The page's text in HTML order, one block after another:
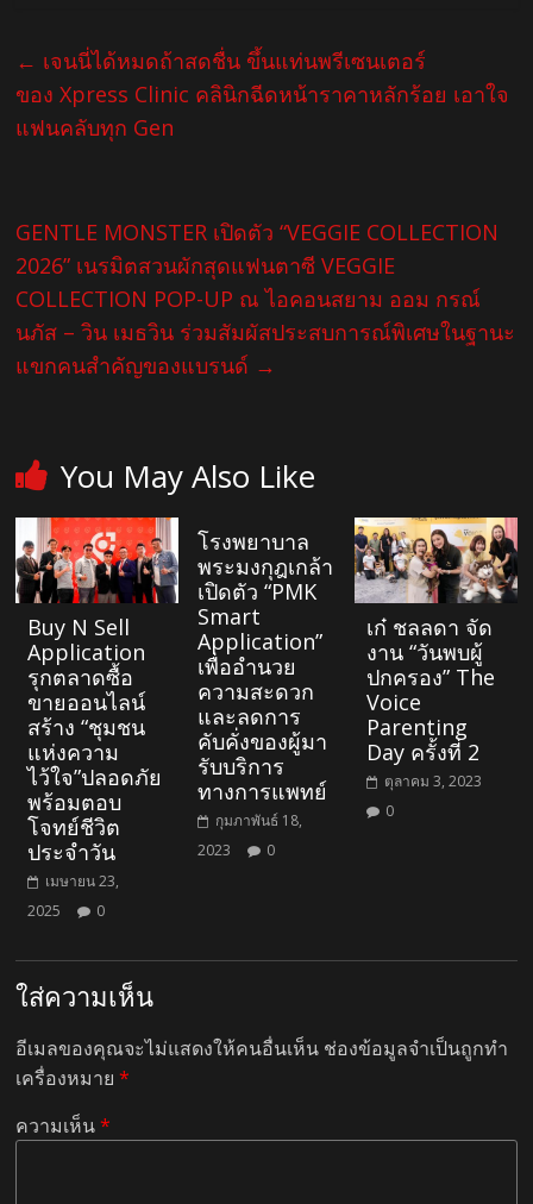
← เจนนี่ได้หมดถ้าสดชื่น ขึ้นแท่นพรีเซนเตอร์
ของ Xpress Clinic คลินิกฉีดหน้าราคาหลักร้อย เอาใจ
แฟนคลับทุก Gen
GENTLE MONSTER เปิดตัว “VEGGIE COLLECTION
2026” เนรมิตสวนผักสุดแฟนตาซี VEGGIE
COLLECTION POP-UP ณ ไอคอนสยาม ออม กรณ์
นภัส – วิน เมธวิน ร่วมสัมผัสประสบการณ์พิเศษในฐานะ
แขกคนสำคัญของแบรนด์ →
You May Also Like
Buy N Sell
Application
รุกตลาดซื้อ
ขายออนไลน์
สร้าง “ชุมชน
แห่งความ
ไว้ใจ”ปลอดภัย
พร้อมตอบ
โจทย์ชีวิต
ประจำวัน
เมษายน 23,
2025
0
โรงพยาบาล
พระมงกุฎเกล้า
เปิดตัว “PMK
Smart
Application”
เพื่ออำนวย
ความสะดวก
และลดการ
คับคั่งของผู้มา
รับบริการ
ทางการแพทย์
กุมภาพันธ์ 18,
2023
0
เก๋ ชลลดา จัด
งาน “วันพบผู้
ปกครอง” The
Voice
Parenting
Day ครั้งที่ 2
ตุลาคม 3, 2023
0
ใส่ความเห็น
อีเมลของคุณจะไม่แสดงให้คนอื่นเห็น ช่องข้อมูลจำเป็นถูกทำ
เครื่องหมาย*
ความเห็น*